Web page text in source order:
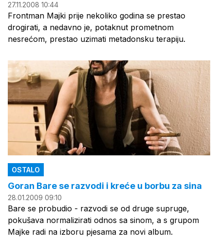
27.11.2008 10:44
Frontman Majki prije nekoliko godina se prestao
drogirati, a nedavno je, potaknut prometnom
nesrećom, prestao uzimati metadonsku terapiju.
OSTALO
Goran Bare se razvodi i kreće u borbu za sina
28.01.2009 09:10
Bare se probudio - razvodi se od druge supruge,
pokušava normalizirati odnos sa sinom, a s grupom
Majke radi na izboru pjesama za novi album.